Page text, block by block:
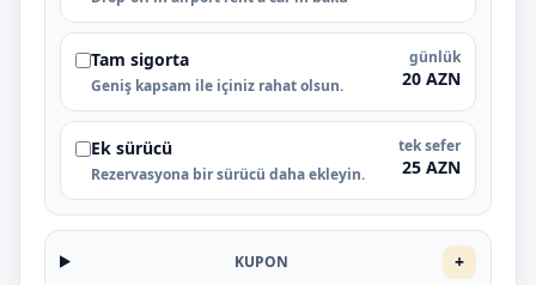
Tam sigorta
Geniş kapsam ile içiniz rahat olsun.
günlük
20 AZN
Ek sürücü
Rezervasyona bir sürücü daha ekleyin.
tek sefer
25 AZN
KUPON +